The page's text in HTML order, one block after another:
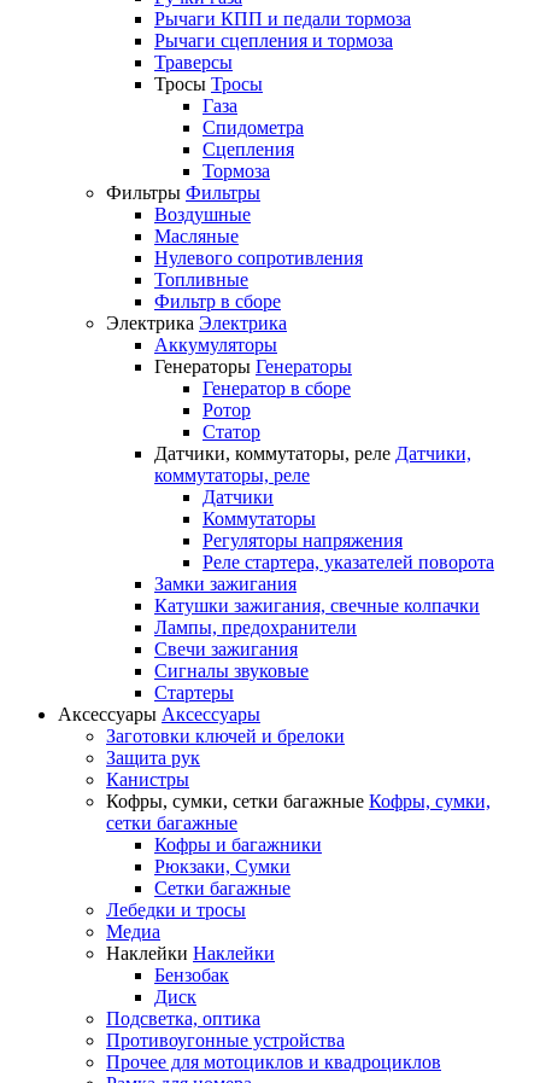
Рычаги КПП и педали тормоза
Рычаги сцепления и тормоза
Траверсы
Тросы Тросы
Газа
Спидометра
Сцепления
Тормоза
Фильтры Фильтры
Воздушные
Масляные
Нулевого сопротивления
Топливные
Фильтр в сборе
Электрика Электрика
Аккумуляторы
Генераторы Генераторы
Генератор в сборе
Ротор
Статор
Датчики, коммутаторы, реле Датчики,
коммутаторы, реле
Датчики
Коммутаторы
Регуляторы напряжения
Реле стартера, указателей поворота
Замки зажигания
Катушки зажигания, свечные колпачки
Лампы, предохранители
Свечи зажигания
Сигналы звуковые
Стартеры
Аксессуары Аксессуары
Заготовки ключей и брелоки
Защита рук
Канистры
Кофры, сумки, сетки багажные Кофры, сумки,
сетки багажные
Кофры и багажники
Рюкзаки, Сумки
Сетки багажные
Лебедки и тросы
Медиа
Наклейки Наклейки
Бензобак
Диск
Подсветка, оптика
Противоугонные устройства
Прочее для мотоциклов и квадроциклов